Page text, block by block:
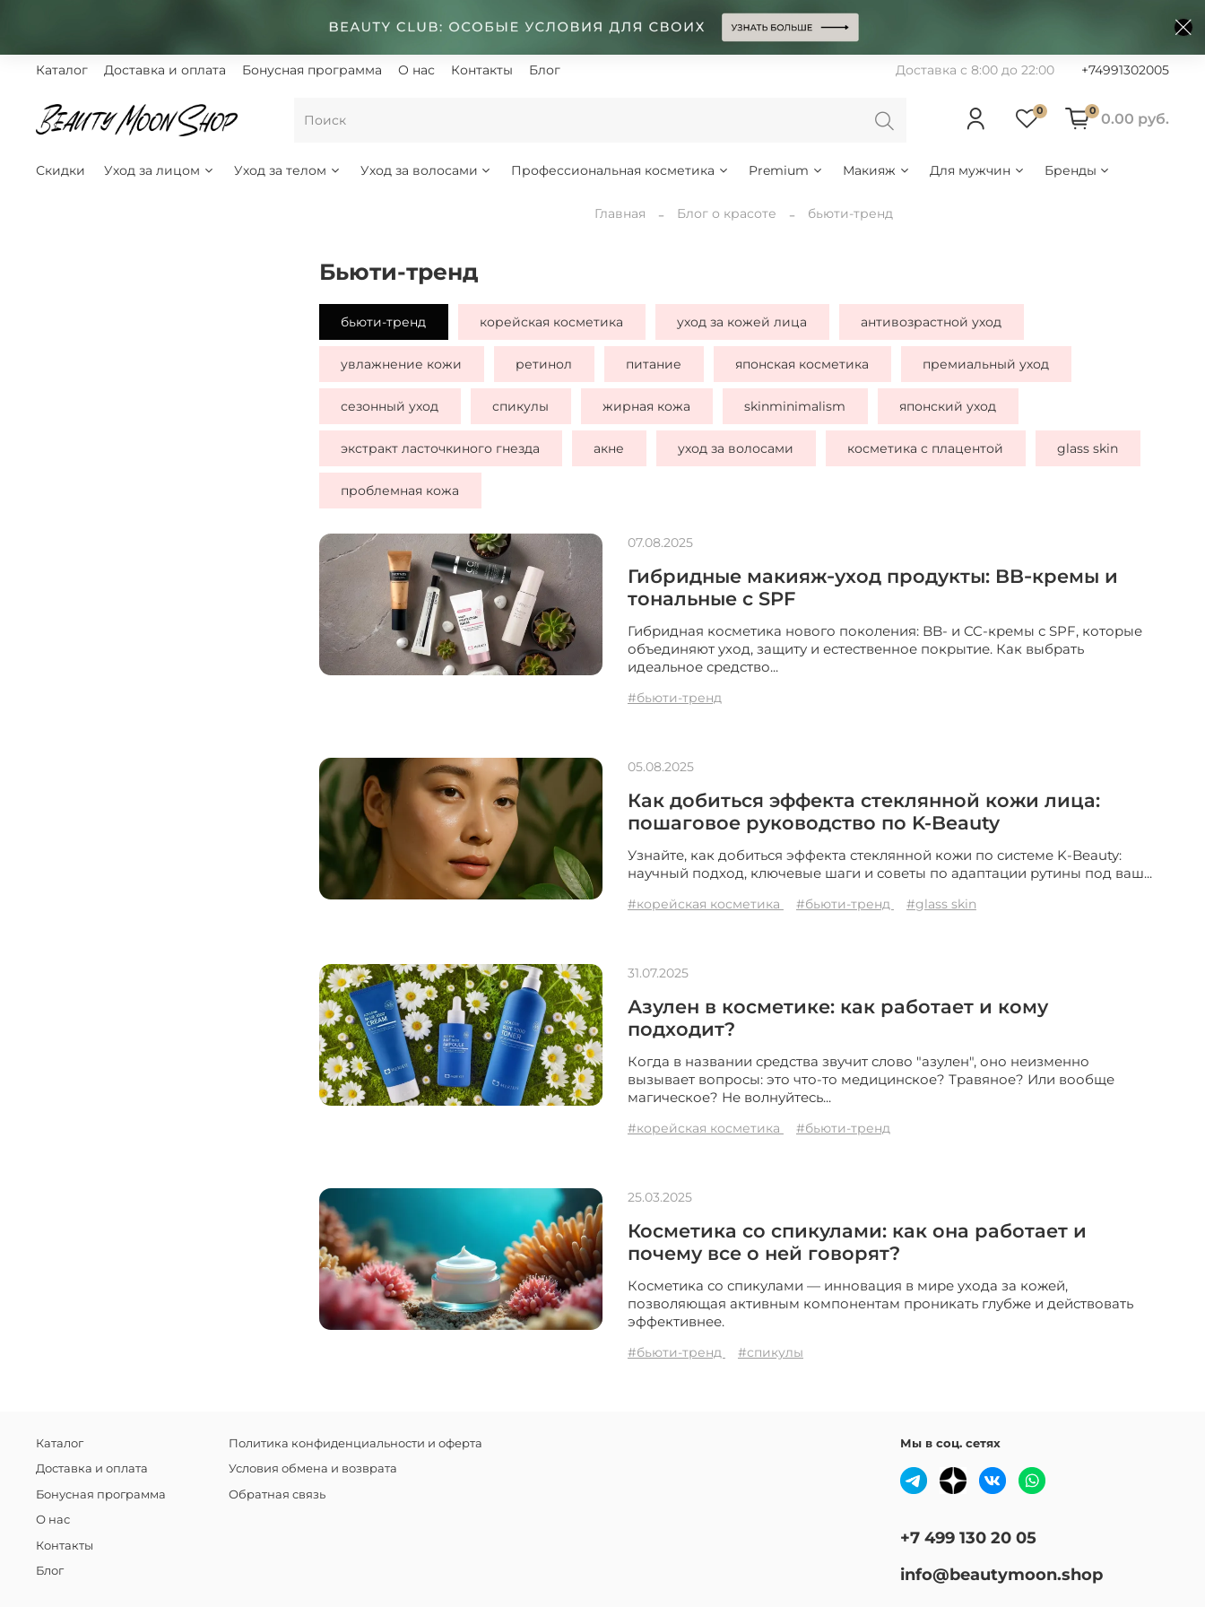
Каталог Доставка и оплата Бонусная программа О нас Контакты Блог Доставка с 8:00 до 22:00 +74991302005
0 0 0.00 руб.
Скидки Уход за лицом Уход за телом Уход за волосами Профессиональная косметика Premium Макияж Для мужчин Бренды
Главная Блог о красоте бьюти-тренд
бьюти-тренд
бьюти-тренд корейская косметика уход за кожей лица антивозрастной уход
увлажнение кожи ретинол питание японская косметика премиальный уход
сезонный уход спикулы жирная кожа skinminimalism японский уход
экстракт ласточкиного гнезда акне уход за волосами косметика с плацентой glass skin
проблемная кожа
Гибридные макияж‑уход продукты: BB‑кремы и
тональные с SPF
Гибридная косметика нового поколения: BB- и CC-кремы с SPF, которые
объединяют уход, защиту и естественное покрытие. Как выбрать
идеальное средство...
07.08.2025
#бьюти-тренд
Как добиться эффекта стеклянной кожи лица:
пошаговое руководство по K-Beauty
Узнайте, как добиться эффекта стеклянной кожи по системе K-Beauty:
научный подход, ключевые шаги и советы по адаптации рутины под ваш...
05.08.2025
#корейская косметика #бьюти-тренд #glass skin
Азулен в косметике: как работает и кому
подходит?
Когда в названии средства звучит слово "азулен", оно неизменно
вызывает вопросы: это что-то медицинское? Травяное? Или вообще
магическое? Не волнуйтесь...
31.07.2025
#корейская косметика #бьюти-тренд
Косметика со спикулами: как она работает и
почему все о ней говорят?
Косметика со спикулами — инновация в мире ухода за кожей,
позволяющая активным компонентам проникать глубже и действовать
эффективнее.
25.03.2025
#бьюти-тренд #спикулы
Каталог
Доставка и оплата
Бонусная программа
О нас
Контакты
Блог
Политика конфиденциальности и оферта
Условия обмена и возврата
Обратная связь
Мы в соц. сетях
+7 499 130 20 05
info@beautymoon.shop